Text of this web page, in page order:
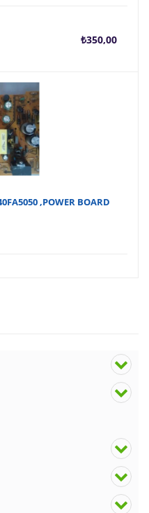
₺350,00
Şu
,POWER BOARD